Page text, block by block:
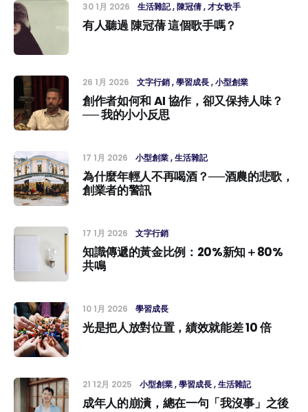
30 1月 2026 生活雜記 陳冠倩 才女歌手
有人聽過 陳冠蒨 這個歌手嗎？
26 1月 2026 文字行銷 學習成長 小型創業
創作者如何和 AI 協作，卻又保持人味？
── 我的小小反思
17 1月 2026 小型創業 生活雜記
為什麼年輕人不再喝酒？──酒農的悲歌，
創業者的警訊
17 1月 2026 文字行銷
知識傳遞的黃金比例：20%新知＋80%
共鳴
10 1月 2026 學習成長
光是把人放對位置，績效就能差 10 倍
21 12月 2025 小型創業 學習成長 生活雜記
成年人的崩潰，總在一句「我沒事」之後